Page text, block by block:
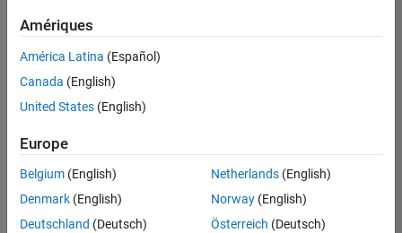
Enregistrer
sélectionnées
Les
descriptions
Amériques
América Latina (Español)
Canada (English)
United States (English)
Europe
Belgium (English)
Denmark (English)
Deutschland (Deutsch)
Netherlands(English)
Norway(English)
Österreich (Deutsch)